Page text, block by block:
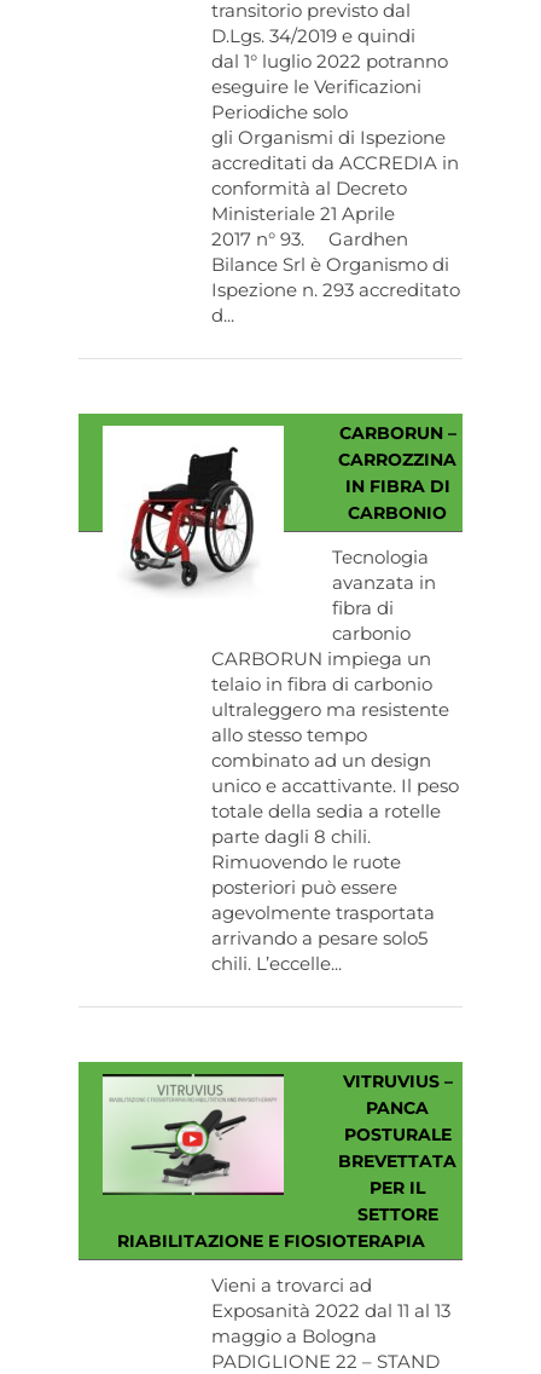
transitorio previsto dal
D.Lgs. 34/2019 e quindi
dal 1° luglio 2022 potranno
eseguire le Verificazioni
Periodiche solo
gli Organismi di Ispezione
accreditati da ACCREDIA in
conformità al Decreto
Ministeriale 21 Aprile
2017 n° 93. Gardhen
Bilance Srl è Organismo di
Ispezione n. 293 accreditato
d...
CARBORUN –
CARROZZINA
IN FIBRA DI
CARBONIO
Tecnologia
avanzata in
fibra di
carbonio
CARBORUN impiega un
telaio in fibra di carbonio
ultraleggero ma resistente
allo stesso tempo
combinato ad un design
unico e accattivante. Il peso
totale della sedia a rotelle
parte dagli 8 chili.
Rimuovendo le ruote
posteriori può essere
agevolmente trasportata
arrivando a pesare solo5
chili. L’eccelle...
VITRUVIUS –
PANCA
POSTURALE
BREVETTATA
PER IL
SETTORE
RIABILITAZIONE E FIOSIOTERAPIA
Vieni a trovarci ad
Exposanità 2022 dal 11 al 13
maggio a Bologna
PADIGLIONE 22 – STAND